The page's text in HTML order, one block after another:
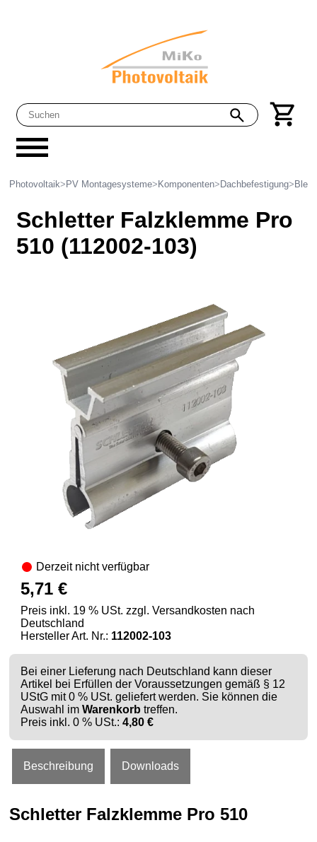
Photovoltaik> PV Montagesysteme> Komponenten> Dachbefestigung>
Schletter Falzklemme Pro
510 (112002-103)
Derzeit nicht verfügbar
5,71 €
Preis inkl. 19 % USt. zzgl. Versandkosten nach
Deutschland
Hersteller Art. Nr.: 112002-103
Bei einer Lieferung nach Deutschland kann dieser
Artikel bei Erfüllen der Voraussetzungen gemäß § 12
UStG mit 0 % USt. geliefert werden. Sie können die
Auswahl imWarenkorb treffen.
Preis inkl. 0 % USt.:4,80 €
Beschreibung Downloads
Schletter Falzklemme Pro 510